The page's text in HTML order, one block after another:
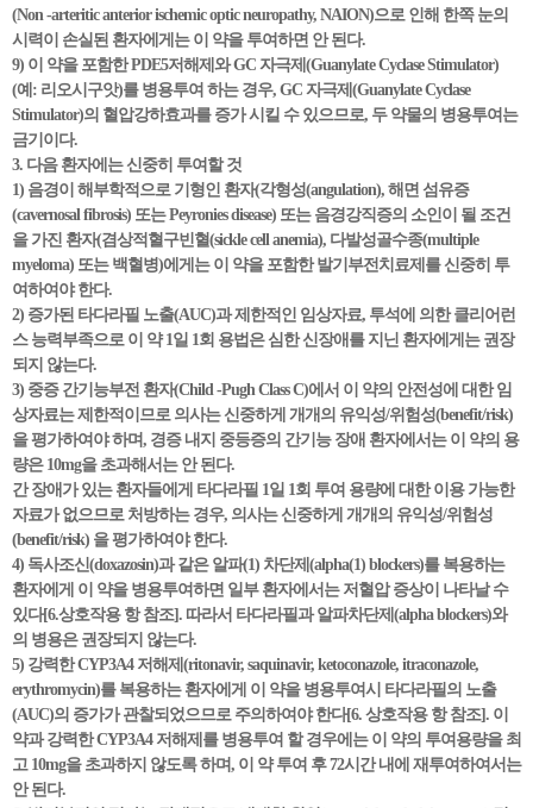
(Non -arteritic anterior ischemic optic neuropathy, NAION)으로 인해 한쪽 눈의
시력이 손실된 환자에게는 이 약을 투여하면 안 된다.
9) 이 약을 포함한 PDE5저해제와 GC 자극제(Guanylate Cyclase Stimulator)
(예: 리오시구앗)를 병용투여 하는 경우, GC 자극제(Guanylate Cyclase
Stimulator)의 혈압강하효과를 증가 시킬 수 있으므로, 두 약물의 병용투여는
금기이다.
3. 다음 환자에는 신중히 투여할 것
1) 음경이 해부학적으로 기형인 환자(각형성(angulation), 해면 섬유증
(cavernosal fibrosis) 또는 Peyronies disease) 또는 음경강직증의 소인이 될 조건
을 가진 환자(겸상적혈구빈혈(sickle cell anemia), 다발성골수종(multiple
myeloma) 또는 백혈병)에게는 이 약을 포함한 발기부전치료제를 신중히 투
여하여야 한다.
2) 증가된 타다라필 노출(AUC)과 제한적인 임상자료, 투석에 의한 클리어런
스 능력부족으로 이 약 1일 1회 용법은 심한 신장애를 지닌 환자에게는 권장
되지 않는다.
3) 중증 간기능부전 환자(Child -Pugh Class C)에서 이 약의 안전성에 대한 임
상자료는 제한적이므로 의사는 신중하게 개개의 유익성/위험성(benefit/risk)
을 평가하여야 하며, 경증 내지 중등증의 간기능 장애 환자에서는 이 약의 용
량은 10mg을 초과해서는 안 된다.
간 장애가 있는 환자들에게 타다라필 1일 1회 투여 용량에 대한 이용 가능한
자료가 없으므로 처방하는 경우, 의사는 신중하게 개개의 유익성/위험성
(benefit/risk) 을 평가하여야 한다.
4) 독사조신(doxazosin)과 같은 알파(1) 차단제(alpha(1) blockers)를 복용하는
환자에게 이 약을 병용투여하면 일부 환자에서는 저혈압 증상이 나타날 수
있다[6.상호작용 항 참조]. 따라서 타다라필과 알파차단제(alpha blockers)와
의 병용은 권장되지 않는다.
5) 강력한 CYP3A4 저해제(ritonavir, saquinavir, ketoconazole, itraconazole,
erythromycin)를 복용하는 환자에게 이 약을 병용투여시 타다라필의 노출
(AUC)의 증가가 관찰되었으므로 주의하여야 한다[6. 상호작용 항 참조]. 이
약과 강력한 CYP3A4 저해제를 병용투여 할 경우에는 이 약의 투여용량을 최
고 10mg을 초과하지 않도록 하며, 이 약 투여 후 72시간 내에 재투여하여서는
안 된다.